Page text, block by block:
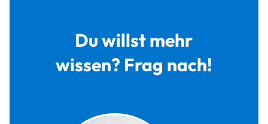
Du willst mehr
wissen? Frag nach!